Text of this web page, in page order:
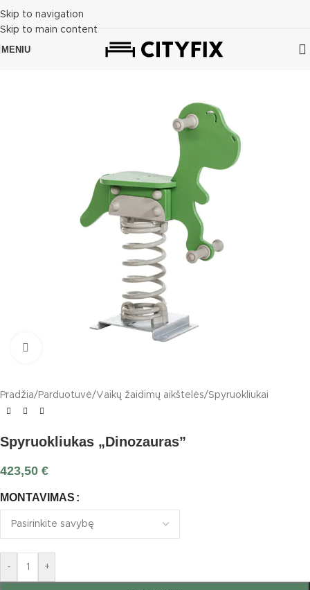
Skip to navigation
Skip to main content
MENIU
Pradžia/ Parduotuvė/Vaikų žaidimų aikštelės/Spyruokliukai
Spyruokliukas „Dinozauras”
423,50 €
MONTAVIMAS
- +